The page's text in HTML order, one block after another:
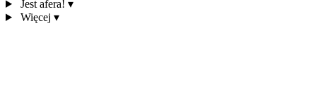
Jest afera! ▾
Więcej ▾